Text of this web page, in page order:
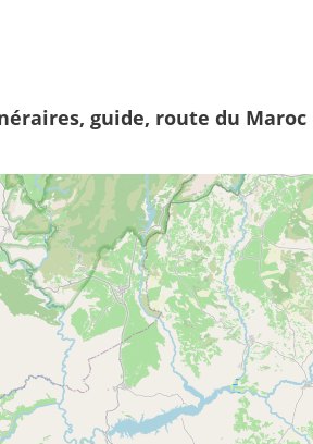
guide, route du Maroc